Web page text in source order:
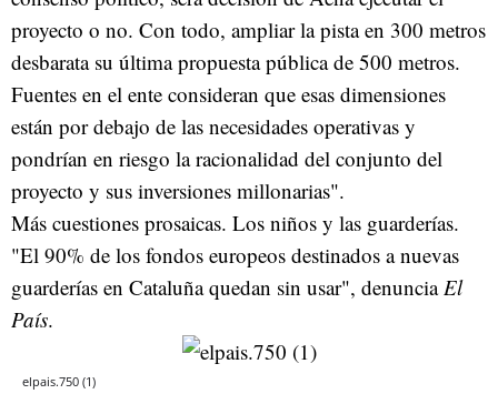
proyecto o no. Con todo, ampliar la pista en 300 metros
desbarata su última propuesta pública de 500 metros.
Fuentes en el ente consideran que esas dimensiones
están por debajo de las necesidades operativas y
pondrían en riesgo la racionalidad del conjunto del
proyecto y sus inversiones millonarias".
Más cuestiones prosaicas. Los niños y las guarderías.
"El 90% de los fondos europeos destinados a nuevas
guarderías en Cataluña quedan sin usar", denunciaEl
País.
elpais.750 (1)